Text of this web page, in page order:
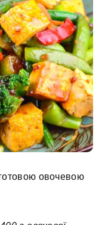
овочевою